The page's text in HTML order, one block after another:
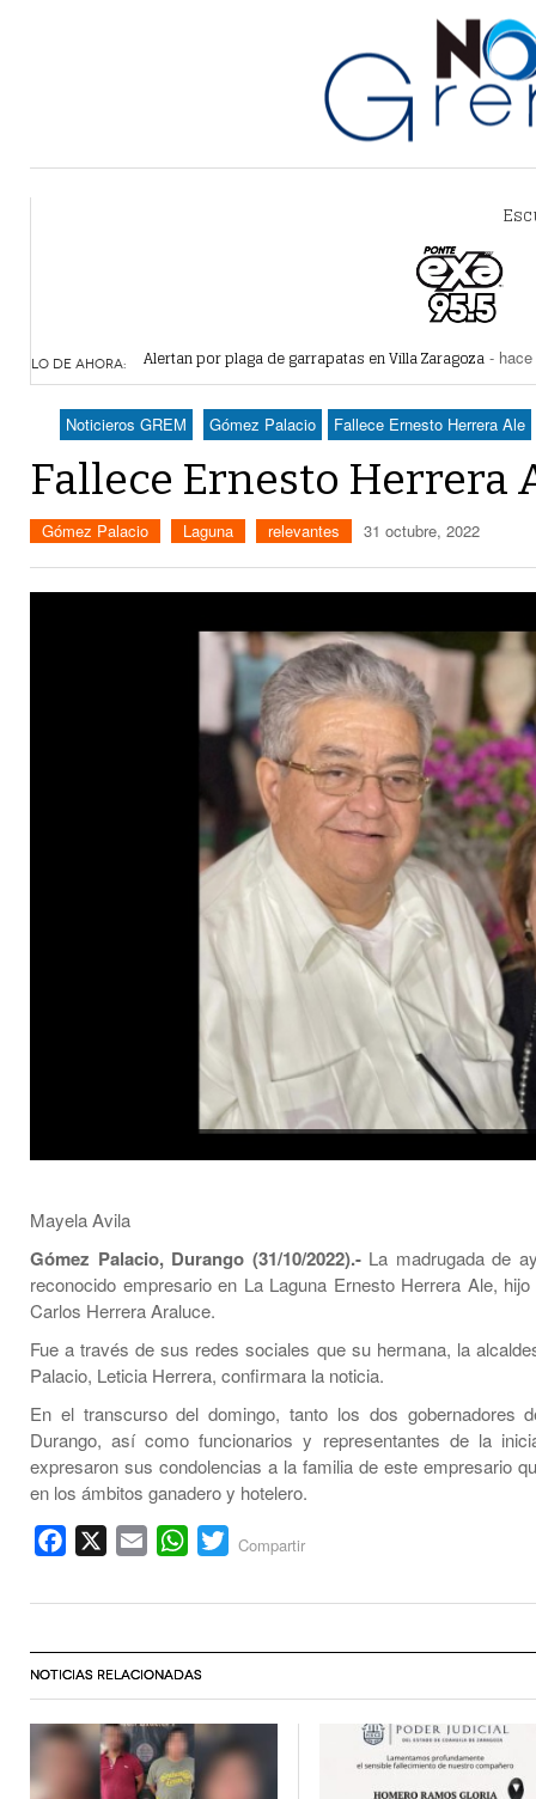
LO DE AHORA:
Reiteran estrategia para combate a la extorsión en
Por falta de agua, vecinos de Villa Zaragoza bloquearon
Plantean fideicomiso federal para operar Agua
Detienen a juez del Tribunal Superior de Justicia de
Noticieros GREM Gómez Palacio Fallece Ernesto Herrera Ale
Fallece Ernesto Herrera
Gómez Palacio Laguna relevantes 31 octubre, 2022
Mayela Avila
Gómez Palacio, Durango (31/10/2022).-La madrugada de
reconocido empresario en La Laguna Ernesto Herrera Ale,
Carlos Herrera Araluce.
Fue a través de sus redes sociales que su hermana, la
Palacio, Leticia Herrera, confirmara la noticia.
En el transcurso del domingo, tanto los dos gobernadores
Durango, así como funcionarios y representantes de la
expresaron sus condolencias a la familia de este empresario
en los ámbitos ganadero y hotelero.
Facebook Email WhatsApp
Twitter
Compartir
NOTICIAS RELACIONADAS